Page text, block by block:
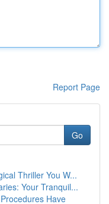
Report Page
Go
Thriller You W...
Your Tranquil...
Have